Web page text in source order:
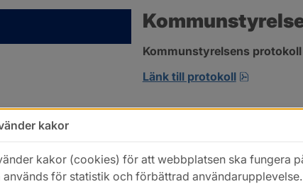
Kommunstyrelsens
Länk till protokoll
pdf,
kakor
kakor (cookies) för att webbplatsen ska fungera
används för statistik och förbättrad användarupplevelse.